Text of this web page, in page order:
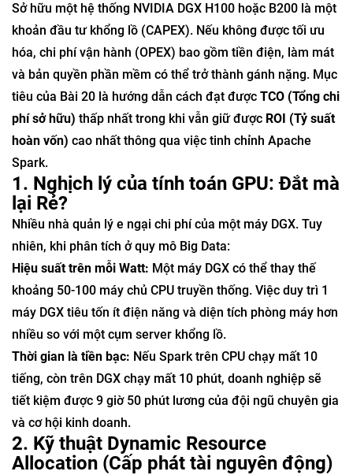
Sở hữu một hệ thống NVIDIA DGX H100 hoặc B200 là một
khoản đầu tư khổng lồ (CAPEX). Nếu không được tối ưu
hóa, chi phí vận hành (OPEX) bao gồm tiền điện, làm mát
và bản quyền phần mềm có thể trở thành gánh nặng. Mục
tiêu của Bài 20 là hướng dẫn cách đạt được TCO (Tổng chi
phí sở hữu) thấp nhất trong khi vẫn giữ được ROI (Tỷ suất
hoàn vốn) cao nhất thông qua việc tinh chỉnh Apache
Spark.
1. Nghịch lý của tính toán GPU: Đắt mà
lại Rẻ?
Nhiều nhà quản lý e ngại chi phí của một máy DGX. Tuy
nhiên, khi phân tích ở quy mô Big Data:
Hiệu suất trên mỗi Watt: Một máy DGX có thể thay thế
khoảng 50-100 máy chủ CPU truyền thống. Việc duy trì 1
máy DGX tiêu tốn ít điện năng và diện tích phòng máy hơn
nhiều so với một cụm server khổng lồ.
Thời gian là tiền bạc: Nếu Spark trên CPU chạy mất 10
tiếng, còn trên DGX chạy mất 10 phút, doanh nghiệp sẽ
tiết kiệm được 9 giờ 50 phút lương của đội ngũ chuyên gia
và cơ hội kinh doanh.
2. Kỹ thuật Dynamic Resource
Allocation (Cấp phát tài nguyên động)